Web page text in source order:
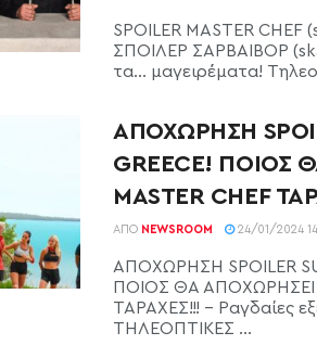
SPOILER MASTER
ΣΠΟΙΛΕΡ ΣΑΡΒΑΙΒΟΡ
τα... μαγειρέματα!
AΠΟΧΩΡΗΣΗ
GREECE! ΠΟΙΟΣ
MASTER CHEF
ΑΠΌ NEWSROOM 24/01/2024
AΠΟΧΩΡΗΣΗ SPOILER
ΠΟΙΟΣ ΘΑ ΑΠΟΧΩΡΗΣΕΙ
ΤΑΡΑΧΕΣ!!! - Ραγδαίες
ΤΗΛΕΟΠΤΙΚΕΣ ...